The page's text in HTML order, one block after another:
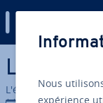
Aller au contenu
Les
L'équipe édi­to­riale
Nous
expérience